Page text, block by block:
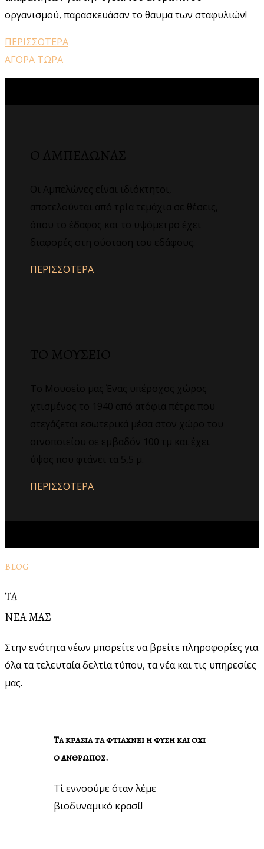
οργανισμού, παρασκευάσαν το θαυμα των σταφυλιών!
ΠΕΡΙΣΣΟΤΕΡΑ
ΑΓΟΡΑ ΤΩΡΑ
Ο ΑΜΠΕΛΩΝΑΣ
Οι Αμπελώνες είναι ιδιόκτητοι,
αποτελούνται από τρία τεμάχια σε θέσεις,
όπου το έδαφος και το υψόμετρο έχει
διαφορές στη σύσταση του εδάφους.
ΠΕΡΙΣΣΟΤΕΡΑ
ΤΟ ΜΟΥΣΕΙΟ
Το Μουσείο μας Ένας υπέροχος χώρος
χτισμένος το 1940 από ατόφια πέτρα που
στεγάζεται εσωτερικά μέσα στον χώρο του
οινοποιείου σε εμβαδόν 100 τμ και έχει
ύψος που φτάνει τα 5,5 μ.
ΠΕΡΙΣΣΟΤΕΡΑ
BLOG
ΤΑ
ΝΕΑ ΜΑΣ
Στην ενότητα νέων μπορείτε να βρείτε πληροφορίες για
όλα τα τελευταία δελτία τύπου, τα νέα και τις υπηρεσίες
μας.
Τα κρασια τα φτιαχνει η φυση και οχι
ο ανθρωπος.
Τί εννοούμε όταν λέμε
βιοδυναμικό κρασί!